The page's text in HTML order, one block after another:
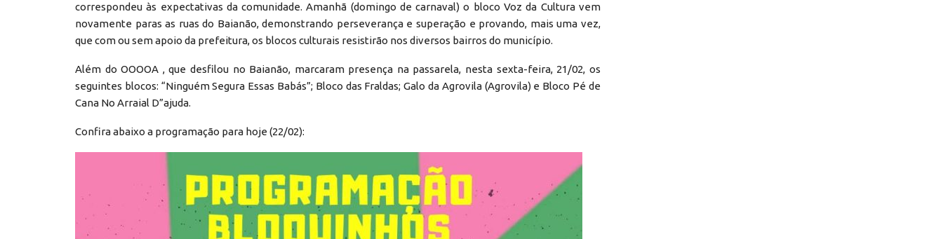
correspondeu às expectativas da comunidade. Amanhã (domingo de carnaval) o bloco Voz da Cultura vem
novamente paras as ruas do Baianão, demonstrando perseverança e superação e provando, mais uma vez,
que com ou sem apoio da prefeitura, os blocos culturais resistirão nos diversos bairros do município.
Além do OOOOA , que desfilou no Baianão, marcaram presença na passarela, nesta sexta-feira, 21/02, os
seguintes blocos: “Ninguém Segura Essas Babás”; Bloco das Fraldas; Galo da Agrovila (Agrovila) e Bloco Pé de
Cana No Arraial D”ajuda.
Confira abaixo a programação para hoje (22/02):